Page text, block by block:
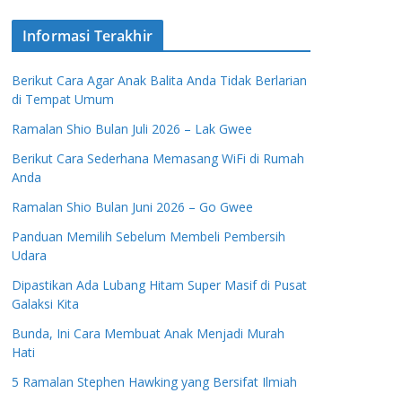
Informasi Terakhir
Berikut Cara Agar Anak Balita Anda Tidak Berlarian
di Tempat Umum
Ramalan Shio Bulan Juli 2026 – Lak Gwee
Berikut Cara Sederhana Memasang WiFi di Rumah
Anda
Ramalan Shio Bulan Juni 2026 – Go Gwee
Panduan Memilih Sebelum Membeli Pembersih
Udara
Dipastikan Ada Lubang Hitam Super Masif di Pusat
Galaksi Kita
Bunda, Ini Cara Membuat Anak Menjadi Murah
Hati
5 Ramalan Stephen Hawking yang Bersifat Ilmiah